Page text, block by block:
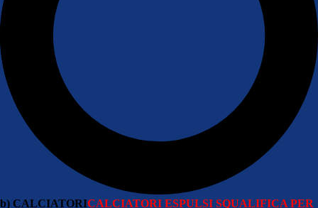
b) CALCIATORICALCIATORI ESPULSI SQUALIFICA PER